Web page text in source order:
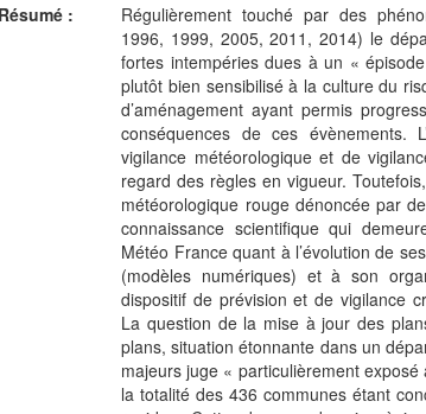
Résumé :
Régulièrement touché par des
1996, 1999, 2005, 2011, 2014) le
fortes intempéries dues à un «
plutôt bien sensibilisé à la culture du
d’aménagement ayant permis
conséquences de ces évènements.
vigilance météorologique et de
regard des règles en vigueur.
météorologique rouge dénoncée par
connaissance scientifique qui
Météo France quant à l’évolution de
(modèles numériques) et à son
dispositif de prévision et de vigilance
La question de la mise à jour des
plans, situation étonnante dans un
majeurs juge « particulièrement
la totalité des 436 communes étant